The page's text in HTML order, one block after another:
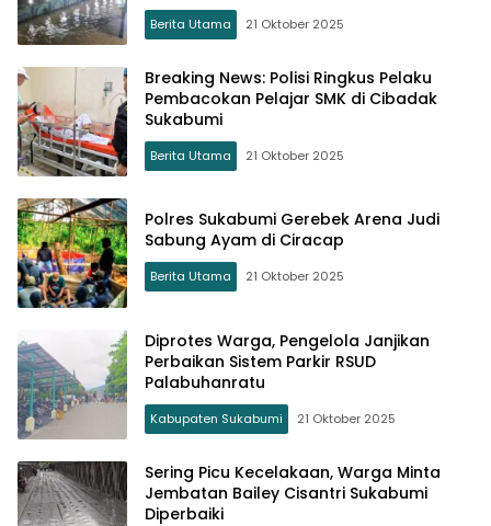
Berita Utama 21 Oktober 2025
Breaking News: Polisi Ringkus Pelaku
Pembacokan Pelajar SMK di Cibadak
Sukabumi
Berita Utama 21 Oktober 2025
Polres Sukabumi Gerebek Arena Judi
Sabung Ayam di Ciracap
Berita Utama 21 Oktober 2025
Diprotes Warga, Pengelola Janjikan
Perbaikan Sistem Parkir RSUD
Palabuhanratu
Kabupaten Sukabumi 21 Oktober 2025
Sering Picu Kecelakaan, Warga Minta
Jembatan Bailey Cisantri Sukabumi
Diperbaiki